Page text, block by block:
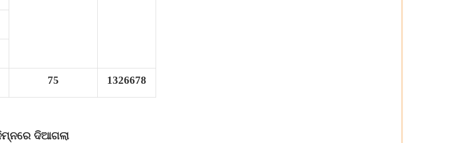
75 1326678
ଦିଆଗଲା